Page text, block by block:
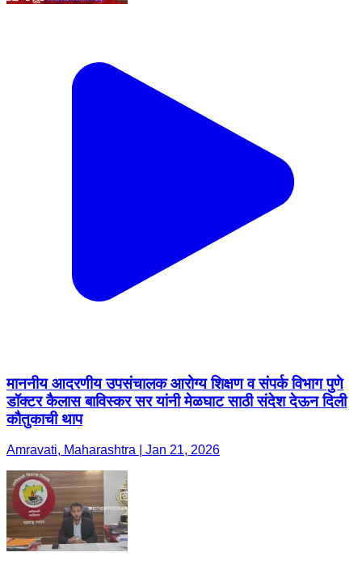
माननीय आदरणीय उपसंचालक आरोग्य शिक्षण व संपर्क विभाग पुणे
डॉक्टर कैलास बाविस्कर सर यांनी मेळघाट साठी संदेश देऊन दिली
कौतुकाची थाप
Amravati, Maharashtra | Jan 21, 2026